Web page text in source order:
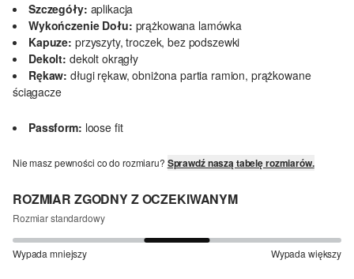
Szczegóły: aplikacja
Wykończenie Dołu: prążkowana lamówka
Kapuze: przyszyty, troczek, bez podszewki
Dekolt: dekolt okrągły
Rękaw: długi rękaw, obniżona partia ramion, prążkowane
ściągacze
Passform: loose fit
Nie masz pewności co do rozmiaru? Sprawdź naszą tabelę rozmiarów.
ROZMIAR ZGODNY Z OCZEKIWANYM
Rozmiar standardowy
Wypada mniejszy Wypada większy